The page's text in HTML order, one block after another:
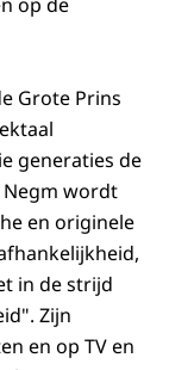
op de
Grote Prins
generaties de
wordt
en originele
in de strijd
Zijn
en op TV en